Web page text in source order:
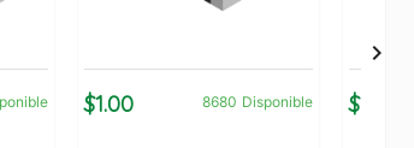
$1.00 8680 Disponible $1.00